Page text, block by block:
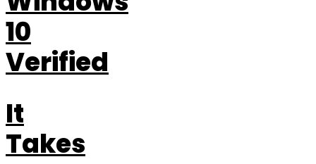
10
Verified
It
Takes